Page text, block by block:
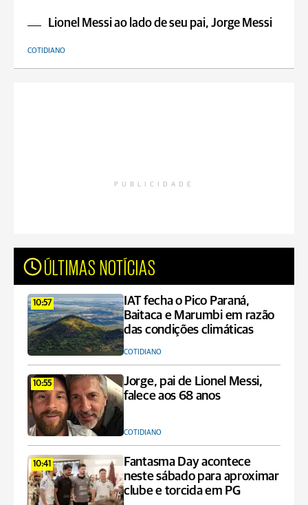
Lionel Messi ao lado de seu pai, Jorge Messi
COTIDIANO
PUBLICIDADE
ÚLTIMAS NOTÍCIAS
10:57
IAT fecha o Pico Paraná,
Baitaca e Marumbi em razão
das condições climáticas
COTIDIANO
10:55
Jorge, pai de Lionel Messi,
falece aos 68 anos
COTIDIANO
10:41
Fantasma Day acontece
neste sábado para aproximar
clube e torcida em PG